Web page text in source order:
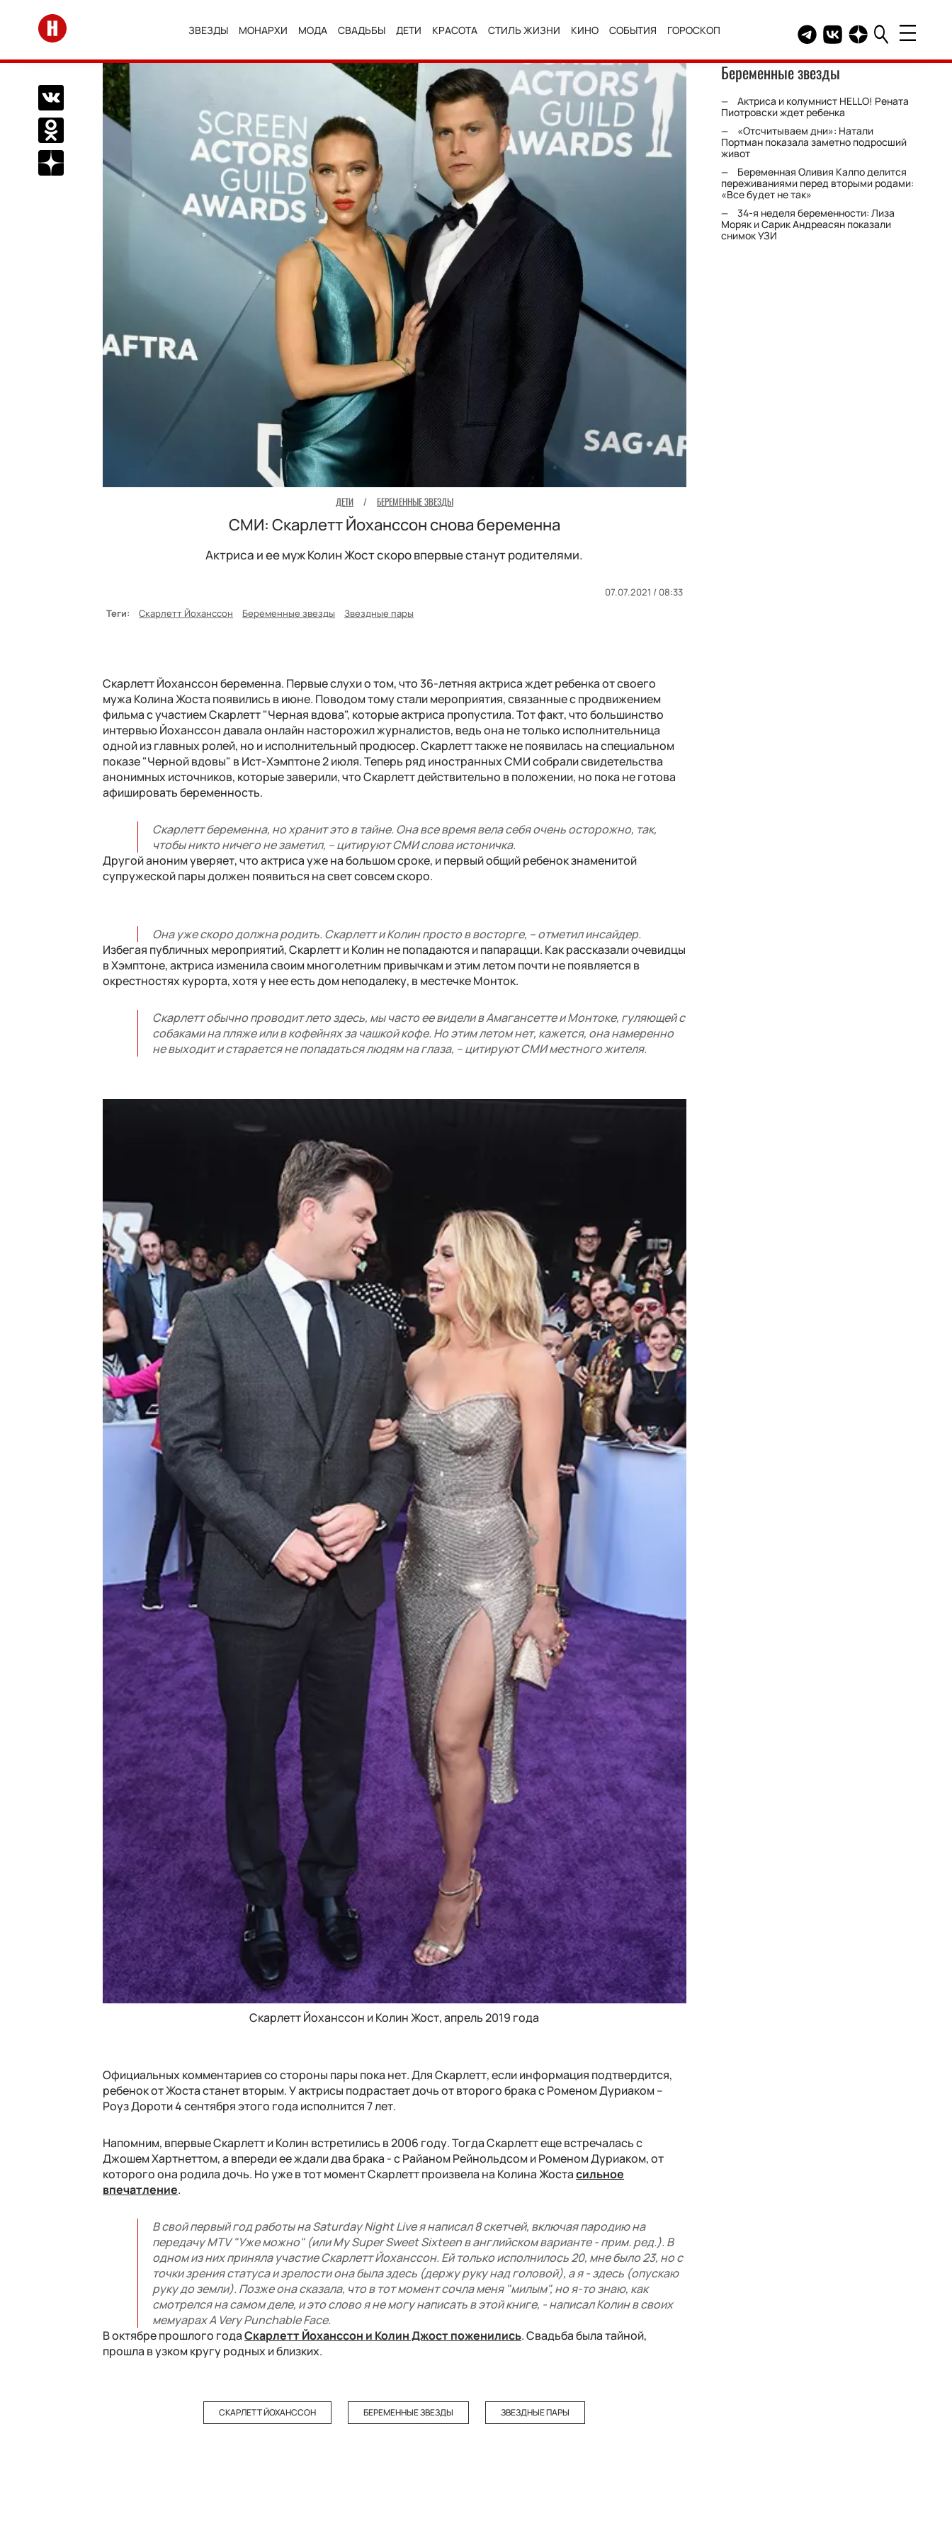
Перейти на главную
ЗВЕЗДЫ МОНАРХИ МОДА СВАДЬБЫ ДЕТИ КРАСОТА СТИЛЬ ЖИЗНИ КИНО СОБЫТИЯ ГОРОСКОП Telegram канал HELLO
Группа HELLO
Канал HELLO в
Поделиться Вконтакте
Поделиться в Одноклассниках
Подписаться на нас в Дзен
ДЕТИ / БЕРЕМЕННЫЕ ЗВЕЗДЫ
СМИ: Скарлетт Йоханссон снова беременна
Актриса и ее муж Колин Жост скоро впервые станут родителями.
07.07.2021 / 08:33
Теги:
Скарлетт Йоханссон Беременные звезды Звездные пары
Скарлетт Йоханссон беременна. Первые слухи о том, что 36-летняя актриса ждет ребенка от своего
мужа Колина Жоста появились в июне. Поводом тому стали мероприятия, связанные с продвижением
фильма с участием Скарлетт "Черная вдова", которые актриса пропустила. Тот факт, что большинство
интервью Йоханссон давала онлайн насторожил журналистов, ведь она не только исполнительница
одной из главных ролей, но и исполнительный продюсер. Скарлетт также не появилась на специальном
показе "Черной вдовы" в Ист-Хэмптоне 2 июля. Теперь ряд иностранных СМИ собрали свидетельства
анонимных источников, которые заверили, что Скарлетт действительно в положении, но пока не готова
афишировать беременность.
Скарлетт беременна, но хранит это в тайне. Она все время вела себя очень осторожно, так,
чтобы никто ничего не заметил, – цитируют СМИ слова истоничка.
Другой аноним уверяет, что актриса уже на большом сроке, и первый общий ребенок знаменитой
супружеской пары должен появиться на свет совсем скоро.
Она уже скоро должна родить. Скарлетт и Колин просто в восторге, – отметил инсайдер.
Избегая публичных мероприятий, Скарлетт и Колин не попадаются и папарацци. Как рассказали очевидцы
в Хэмптоне, актриса изменила своим многолетним привычкам и этим летом почти не появляется в
окрестностях курорта, хотя у нее есть дом неподалеку, в местечке Монток.
Скарлетт обычно проводит лето здесь, мы часто ее видели в Амагансетте и Монтоке, гуляющей с
собаками на пляже или в кофейнях за чашкой кофе. Но этим летом нет, кажется, она намеренно
не выходит и старается не попадаться людям на глаза, – цитируют СМИ местного жителя.
Скарлетт Йоханссон и Колин Жост, апрель 2019 года
Официальных комментариев со стороны пары пока нет. Для Скарлетт, если информация подтвердится,
ребенок от Жоста станет вторым. У актрисы подрастает дочь от второго брака с Роменом Дуриаком –
Роуз Дороти 4 сентября этого года исполнится 7 лет.
Напомним, впервые Скарлетт и Колин встретились в 2006 году. Тогда Скарлетт еще встречалась с
Джошем Хартнеттом, а впереди ее ждали два брака - с Райаном Рейнольдсом и Роменом Дуриаком, от
которого она родила дочь. Но уже в тот момент Скарлетт произвела на Колина Жостасильное
впечатление.
В свой первый год работы на Saturday Night Live я написал 8 скетчей, включая пародию на
передачу MTV "Уже можно" (или My Super Sweet Sixteen в английском варианте - прим. ред.). В
одном из них приняла участие Скарлетт Йоханссон. Ей только исполнилось 20, мне было 23, но с
точки зрения статуса и зрелости она была здесь (держу руку над головой), а я - здесь (опускаю
руку до земли). Позже она сказала, что в тот момент сочла меня "милым", но я-то знаю, как
смотрелся на самом деле, и это слово я не могу написать в этой книге, - написал Колин в своих
мемуарах A Very Punchable Face.
В октябре прошлого годаСкарлетт Йоханссон и Колин Джост поженились. Свадьба была тайной,
прошла в узком кругу родных и близких.
СКАРЛЕТТ ЙОХАНССОН БЕРЕМЕННЫЕ ЗВЕЗДЫ ЗВЕЗДНЫЕ ПАРЫ
Беременные звезды
Актриса и колумнист HELLO! Рената
Пиотровски ждет ребенка
«Отсчитываем дни»: Натали
Портман показала заметно подросший
живот
Беременная Оливия Калпо делится
переживаниями перед вторыми родами:
«Все будет не так»
34-я неделя беременности: Лиза
Моряк и Сарик Андреасян показали
снимок УЗИ